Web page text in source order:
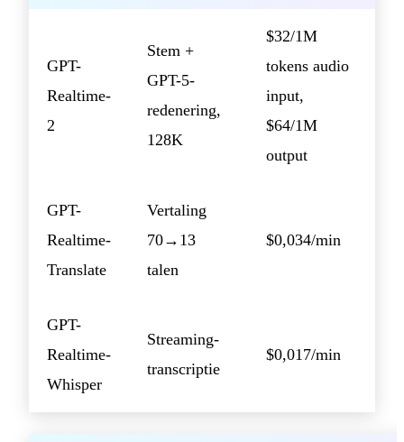
GPT-
Realtime-
2
Stem +
GPT-5-
redenering,
128K
$32/1M
tokens audio
input,
$64/1M
output
GPT-
Realtime-
Translate
Vertaling
70→13
talen
$0,034/min
GPT-
Realtime-
Whisper
Streaming-
transcriptie
$0,017/min